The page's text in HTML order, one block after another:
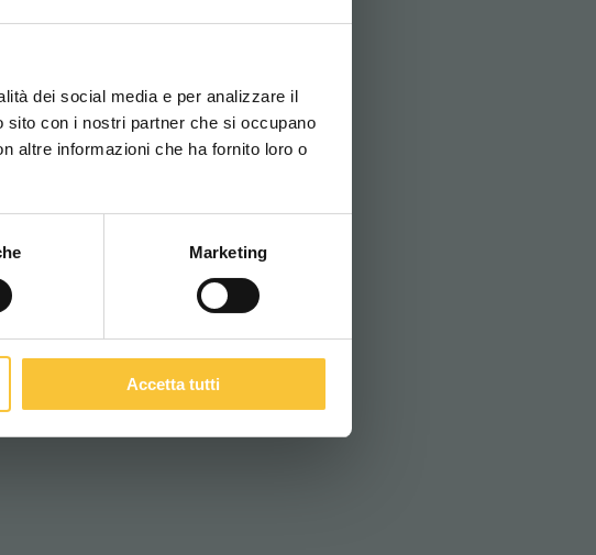
dei social media e per analizzare il
con i nostri partner che si occupano
altre informazioni che ha fornito loro o
Marketing
Accetta tutti
ITALIANO